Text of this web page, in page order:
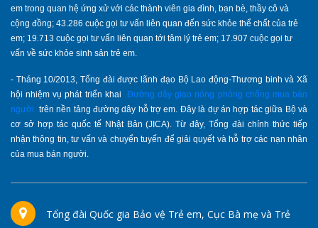
em trong quan hệ ứng xử với các thành viên gia đình, bạn bè, thầy cô và
cộng đồng; 43.286 cuộc gọi tư vấn liên quan đến sức khỏe thể chất của trẻ
em; 19.713 cuộc gọi tư vấn liên quan tới tâm lý trẻ em; 17.907 cuộc gọi tư
vấn về sức khỏe sinh sản trẻ em.
- Tháng 10/2013, Tổng đài được lãnh đạo Bộ Lao động-Thương binh và Xã
hội nhiệm vụ phát triển khai Đường dây giao nóng phòng chống mua bán
người trên nền tảng đường dây hỗ trợ em. Đây là dự án hợp tác giữa Bộ và
cơ sở hợp tác quốc tế Nhật Bản (JICA). Từ đây, Tổng đài chính thức tiếp
nhận thông tin, tư vấn và chuyển tuyến để giải quyết và hỗ trợ các nạn nhân
của mua bán người.
Tổng đài Quốc gia Bảo vệ Trẻ em, Cục Bà mẹ và Trẻ